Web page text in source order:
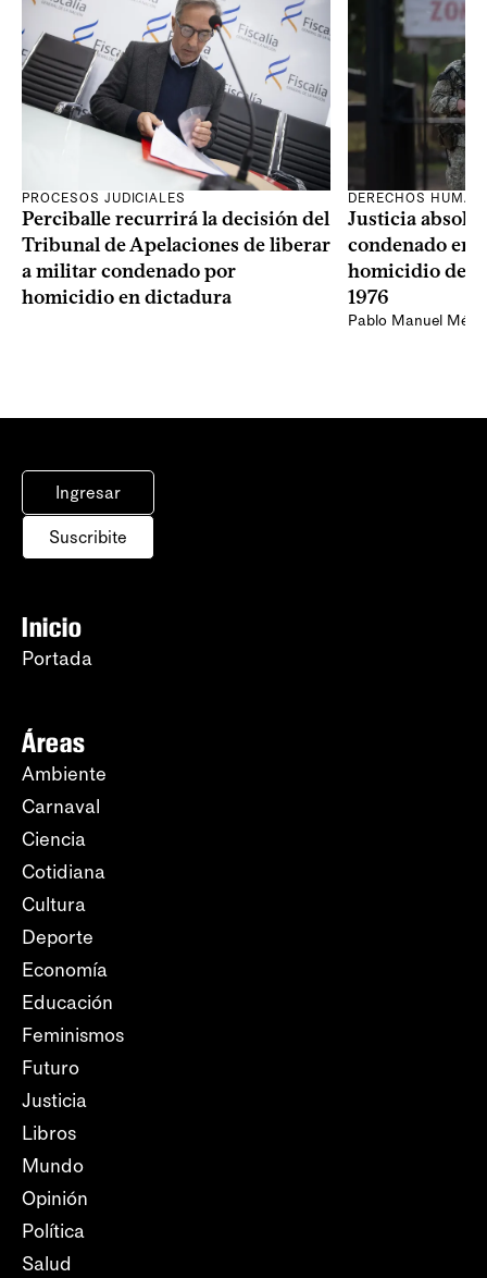
PROCESOS JUDICIALES
Perciballe recurrirá la decisión del
Tribunal de Apelaciones de liberar
a militar condenado por
homicidio en dictadura
DERECHOS
Justicia
condenado en
homicidio de
1976
Pablo Manuel
Ingresar
Suscribite
Inicio
Portada
Áreas
Ambiente
Carnaval
Ciencia
Cotidiana
Cultura
Deporte
Economía
Educación
Feminismos
Futuro
Justicia
Libros
Mundo
Opinión
Política
Salud